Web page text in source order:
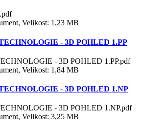
Velikost: 1,23 MB
- 3D POHLED 1.PP
- 3D POHLED 1.PP.pdf
Velikost: 1,84 MB
- 3D POHLED 1.NP
- 3D POHLED 1.NP.pdf
Velikost: 3,25 MB